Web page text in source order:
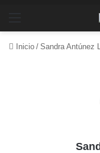
Inicio / Sandra Antúnez